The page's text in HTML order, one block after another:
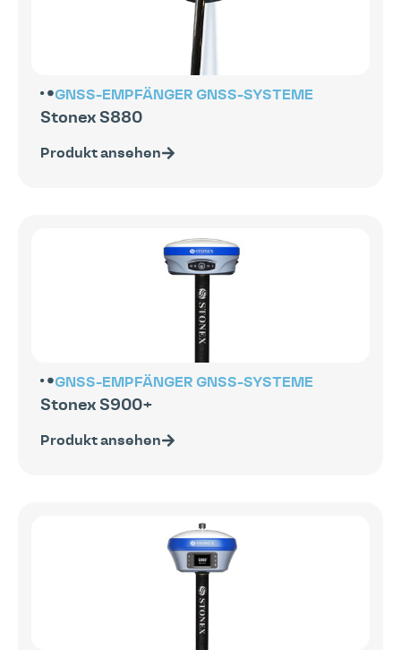
GNSS-EMPFÄNGER GNSS-SYSTEME
Stonex S880
Produkt ansehen
GNSS-EMPFÄNGER GNSS-SYSTEME
Stonex S900+
Produkt ansehen